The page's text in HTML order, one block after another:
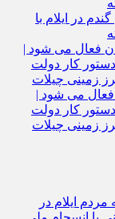
از ۲۴۵ هزار تن گندم در ایلام با
فعال می‌ شود |
کار دولت
زمینی چیلات